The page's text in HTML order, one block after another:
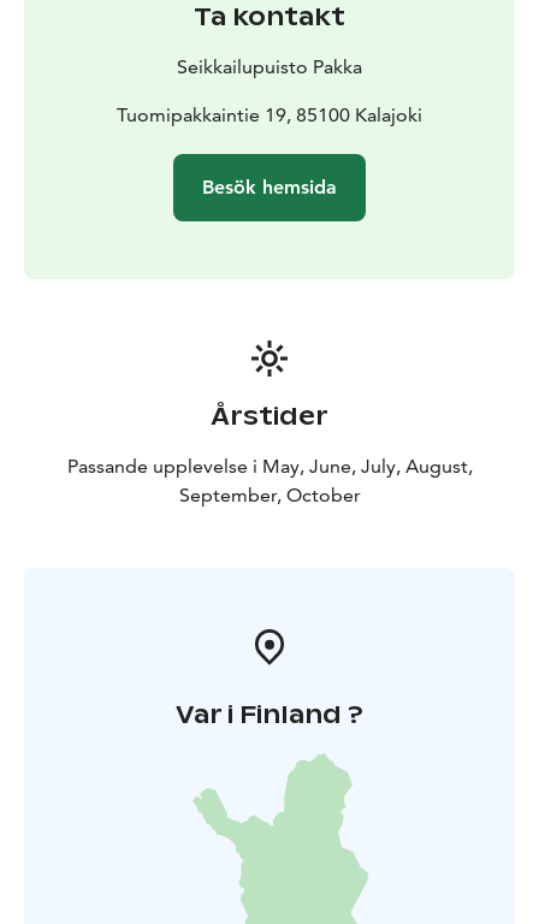
Ta kontakt
Seikkailupuisto Pakka
Tuomipakkaintie 19, 85100 Kalajoki
Besök hemsida
Årstider
Passande upplevelse i May, June, July, August,
September, October
Var i Finland ?